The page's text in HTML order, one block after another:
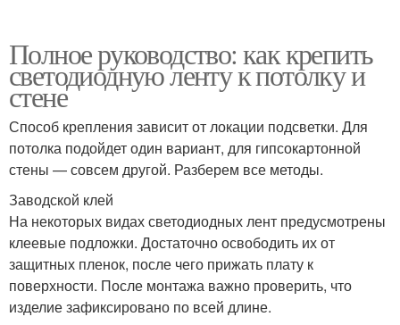
Полное руководство: как крепить
светодиодную ленту к потолку и
стене
Способ крепления зависит от локации подсветки. Для
потолка подойдет один вариант, для гипсокартонной
стены — совсем другой. Разберем все методы.
Заводской клей
На некоторых видах светодиодных лент предусмотрены
клеевые подложки. Достаточно освободить их от
защитных пленок, после чего прижать плату к
поверхности. После монтажа важно проверить, что
изделие зафиксировано по всей длине.